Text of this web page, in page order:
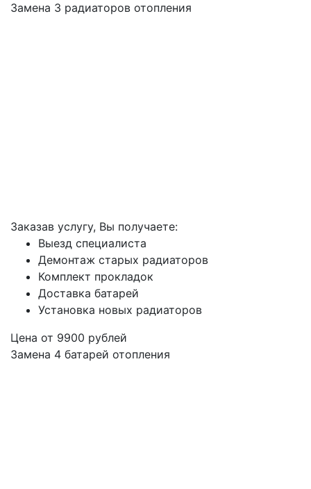
Замена 3 радиаторов отопления
Заказав услугу, Вы получаете:
Выезд специалиста
Демонтаж старых радиаторов
Комплект прокладок
Доставка батарей
Установка новых радиаторов
Цена от 9900 рублей
Замена 4 батарей отопления